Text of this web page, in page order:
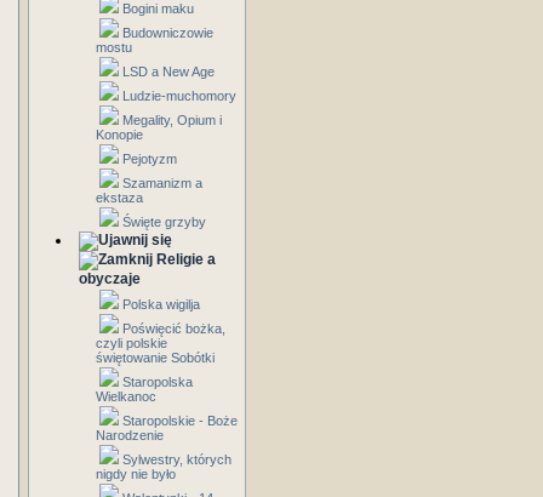
Bogini maku
Budowniczowie
mostu
LSD a New Age
Ludzie-muchomory
Megality, Opium i
Konopie
Pejotyzm
Szamanizm a
ekstaza
Święte grzyby
Religie a
obyczaje
Polska wigilja
Poświęcić bożka,
czyli polskie
świętowanie Sobótki
Staropolska
Wielkanoc
Staropolskie - Boże
Narodzenie
Sylwestry, których
nigdy nie było